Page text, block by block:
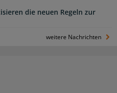
die neuen Regeln zur
weitere Nachrichten